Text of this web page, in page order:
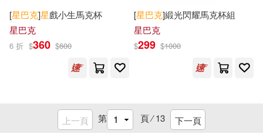
[星巴克]星戲小生馬克杯
星巴克
6 折 $360 $600
[星巴克]緞光閃耀馬克杯組
星巴克
$299 $1000
上一頁 第 頁 ⁄13 下一頁